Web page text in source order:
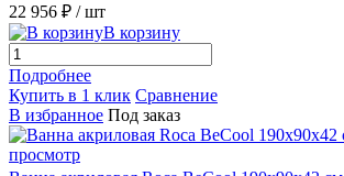
22 956 ₽ / шт
В корзину
Подробнее
Купить в 1 клик Сравнение
В избранное Под заказ
просмотр